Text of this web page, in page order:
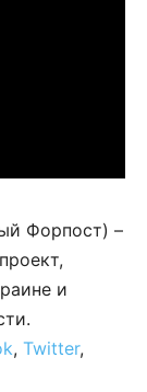
Форпост) –
и
, Twitter,